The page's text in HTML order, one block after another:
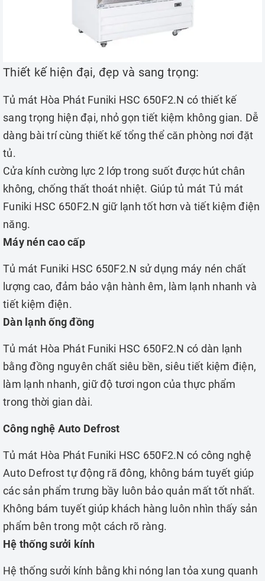
Thiết kế hiện đại, đẹp và sang trọng:
Tủ mát Hòa Phát Funiki HSC 650F2.N có thiết kế
sang trọng hiện đại, nhỏ gọn tiết kiệm không gian. Dễ
dàng bài trí cùng thiết kế tổng thể căn phòng nơi đặt
tủ.
Cửa kính cường lực 2 lớp trong suốt được hút chân
không, chống thất thoát nhiệt. Giúp tủ mát Tủ mát
Funiki HSC 650F2.N giữ lạnh tốt hơn và tiết kiệm điện
năng.
Máy nén cao cấp
Tủ mát Funiki HSC 650F2.N sử dụng máy nén chất
lượng cao, đảm bảo vận hành êm, làm lạnh nhanh và
tiết kiệm điện.
Dàn lạnh ống đồng
Tủ mát Hòa Phát Funiki HSC 650F2.N có dàn lạnh
bằng đồng nguyên chất siêu bền, siêu tiết kiệm điện,
làm lạnh nhanh, giữ độ tươi ngon của thực phẩm
trong thời gian dài.
Công nghệ Auto Defrost
Tủ mát Hòa Phát Funiki HSC 650F2.N có công nghệ
Auto Defrost tự động rã đông, không bám tuyết giúp
các sản phẩm trưng bầy luôn bảo quản mất tốt nhất.
Không bám tuyết giúp khách hàng luôn nhìn thấy sản
phẩm bên trong một cách rõ ràng.
Hệ thống sưởi kính
Hệ thống sưởi kính bằng khi nóng lan tỏa xung quanh